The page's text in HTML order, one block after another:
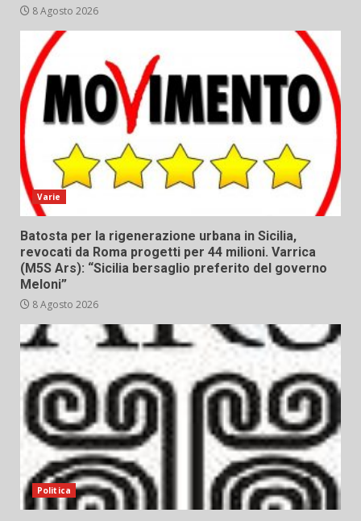
8 Agosto 2026
Varie
Batosta per la rigenerazione urbana in Sicilia,
revocati da Roma progetti per 44 milioni. Varrica
(M5S Ars): “Sicilia bersaglio preferito del governo
Meloni”
8 Agosto 2026
Politica